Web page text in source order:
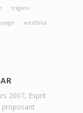
trigano
westfalia
2007, Esprit
proposant